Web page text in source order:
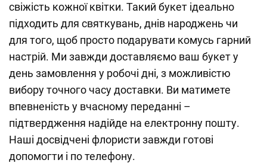
свіжість кожної квітки. Такий букет ідеально
підходить для святкувань, днів народжень чи
для того, щоб просто подарувати комусь гарний
настрій. Ми завжди доставляємо ваш букет у
день замовлення у робочі дні, з можливістю
вибору точного часу доставки. Ви матимете
впевненість у вчасному переданні –
підтвердження надійде на електронну пошту.
Наші досвідчені флористи завжди готові
допомогти і по телефону.